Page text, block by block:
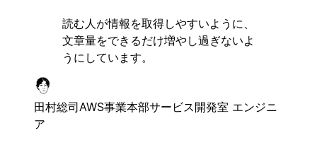
読む人が情報を取得しやすいように、
文章量をできるだけ増やし過ぎないよ
うにしています。
田村総司AWS事業本部サービス開発室 エンジニ
ア